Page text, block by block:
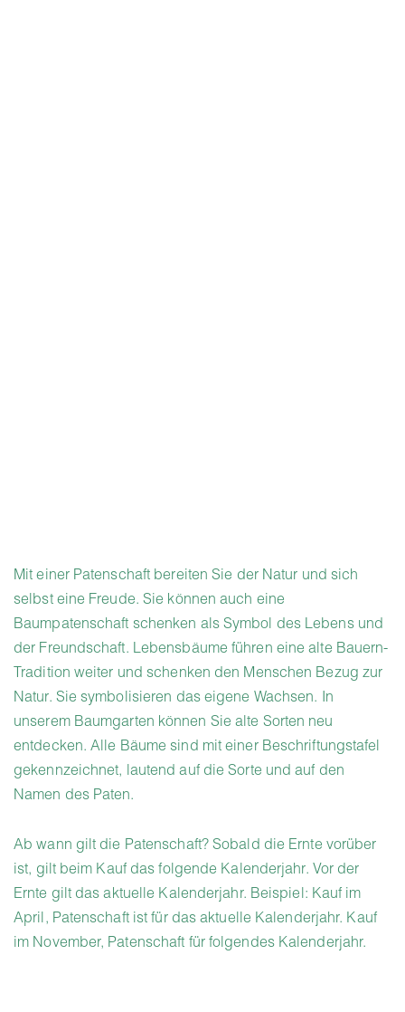
Mit einer Patenschaft bereiten Sie der Natur und sich
selbst eine Freude. Sie können auch eine
Baumpatenschaft schenken als Symbol des Lebens und
der Freundschaft. Lebensbäume führen eine alte Bauern-
Tradition weiter und schenken den Menschen Bezug zur
Natur. Sie symbolisieren das eigene Wachsen. In
unserem Baumgarten können Sie alte Sorten neu
entdecken. Alle Bäume sind mit einer Beschriftungstafel
gekennzeichnet, lautend auf die Sorte und auf den
Namen des Paten.
Ab wann gilt die Patenschaft? Sobald die Ernte vorüber
ist, gilt beim Kauf das folgende Kalenderjahr. Vor der
Ernte gilt das aktuelle Kalenderjahr. Beispiel: Kauf im
April, Patenschaft ist für das aktuelle Kalenderjahr. Kauf
im November, Patenschaft für folgendes Kalenderjahr.